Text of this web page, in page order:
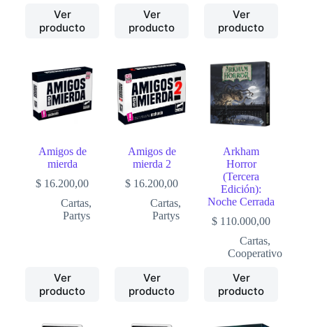
Ver
producto
Ver
producto
Ver
producto
Amigos de
mierda
$ 16.200,00
Cartas,
Partys
Ver
producto
Amigos de
mierda 2
$ 16.200,00
Cartas,
Partys
Ver
producto
Arkham
Horror
(Tercera
Edición):
Noche Cerrada
$ 110.000,00
Cartas,
Cooperativo
Ver
producto